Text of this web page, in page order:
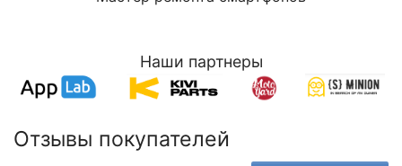
Наши партнеры
Отзывы покупателей